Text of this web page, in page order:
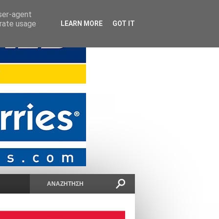
agent
usage
LEARN MORE GOT IT